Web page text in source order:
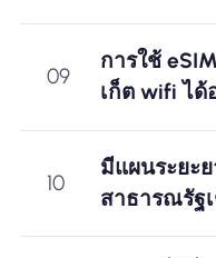
09
การใช้
เก็ต wifi ได้
10
มีแผนระยะ
สาธารณรัฐ